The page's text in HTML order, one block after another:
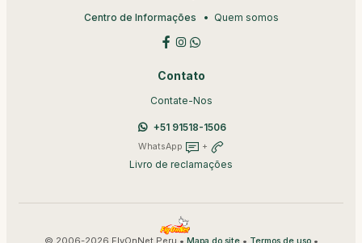
Centro de Informações Quem somos
Contato
Contate-Nos
+51 91518-1506
WhatsApp +
Livro de reclamações
© 2006-2026 FlyOnNet Peru • • •